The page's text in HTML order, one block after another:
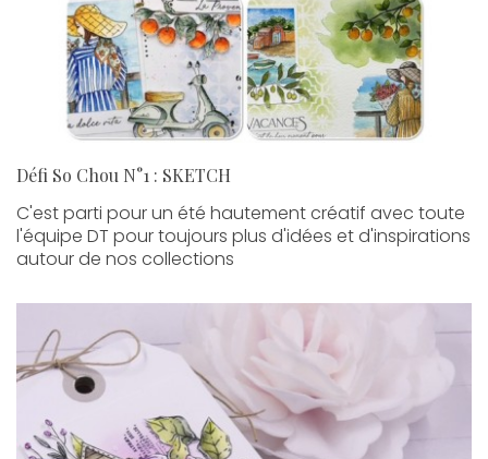
Défi So Chou N°1 : SKETCH
C'est parti pour un été hautement créatif avec toute
l'équipe DT pour toujours plus d'idées et d'inspirations
autour de nos collections